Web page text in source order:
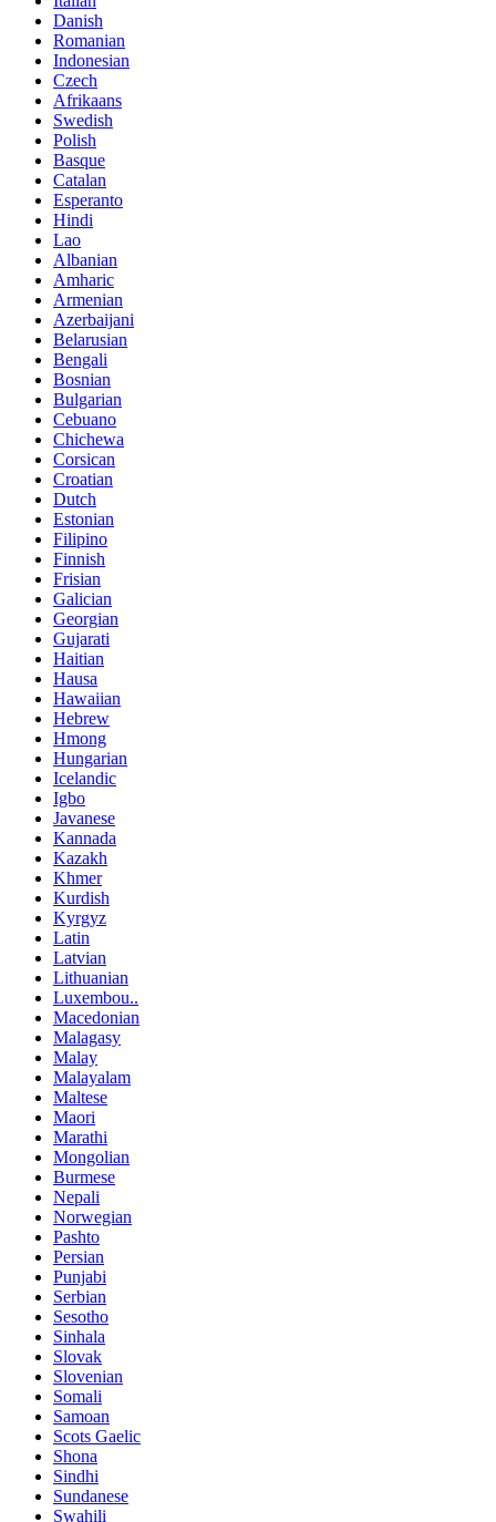
Danish
Romanian
Indonesian
Czech
Afrikaans
Swedish
Polish
Basque
Catalan
Esperanto
Hindi
Lao
Albanian
Amharic
Armenian
Azerbaijani
Belarusian
Bengali
Bosnian
Bulgarian
Cebuano
Chichewa
Corsican
Croatian
Dutch
Estonian
Filipino
Finnish
Frisian
Galician
Georgian
Gujarati
Haitian
Hausa
Hawaiian
Hebrew
Hmong
Hungarian
Icelandic
Igbo
Javanese
Kannada
Kazakh
Khmer
Kurdish
Kyrgyz
Latin
Latvian
Lithuanian
Luxembou..
Macedonian
Malagasy
Malay
Malayalam
Maltese
Maori
Marathi
Mongolian
Burmese
Nepali
Norwegian
Pashto
Persian
Punjabi
Serbian
Sesotho
Sinhala
Slovak
Slovenian
Somali
Samoan
Scots Gaelic
Shona
Sindhi
Sundanese
Swahili